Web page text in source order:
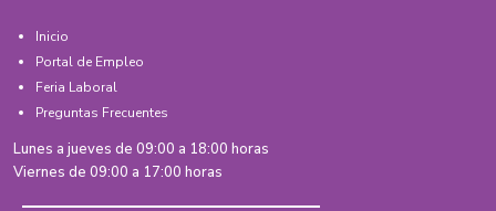
Inicio
Portal de Empleo
Feria Laboral
Preguntas Frecuentes
Lunes a jueves de 09:00 a 18:00 horas
Viernes de 09:00 a 17:00 horas